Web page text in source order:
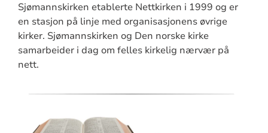
Sjømannskirken etablerte Nettkirken i 1999 og er
en stasjon på linje med organisasjonens øvrige
kirker. Sjømannskirken og Den norske kirke
samarbeider i dag om felles kirkelig nærvær på
nett.